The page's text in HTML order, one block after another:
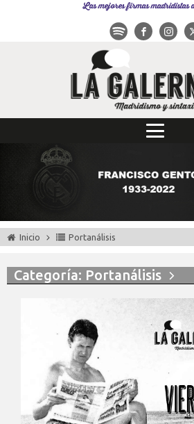
Las mejores firmas madridistas
Inicio Portanálisis
Categoría: Portanálisis